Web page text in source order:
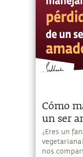
Cómo
un ser
¿Eres un
nos